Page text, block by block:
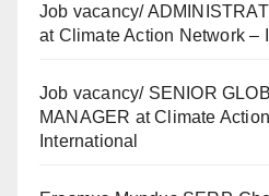
Job vacancy/
at Climate Action Network –
Job vacancy/ SENIOR
MANAGER at Climate
International